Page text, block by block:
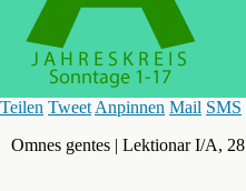
Teilen Tweet Anpinnen Mail SMS
Omnes gentes | Lektionar I/A,